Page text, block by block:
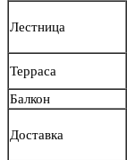
Лестница
Терраса
Балкон
Доставка